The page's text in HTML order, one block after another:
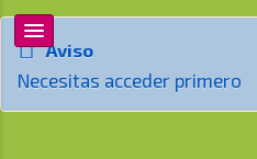
Aviso
Necesitas acceder primero